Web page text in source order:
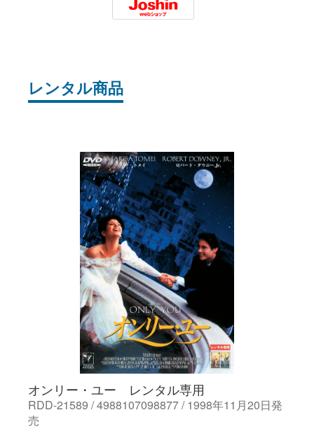
Joshin
レンタル商品
オンリー・ユー レンタル専用
RDD-21589 / 4988107098877 / 1998年11月20日発
売